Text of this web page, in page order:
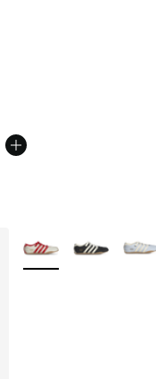
5 commentaires
Plus de couleurs